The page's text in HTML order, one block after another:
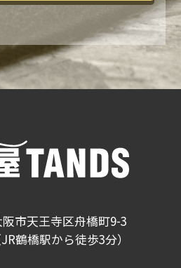
市天王寺区舟橋町9-3
鶴橋駅から徒歩3分）